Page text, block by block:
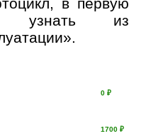
узнать из
0 ₽
1700 ₽